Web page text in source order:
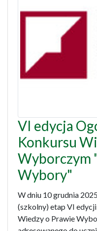
VI edycja
Konkursu
Wyborczym
Wybory"
W dniu 10 grudnia
(szkolny) etap VI
Wiedzy o Prawie